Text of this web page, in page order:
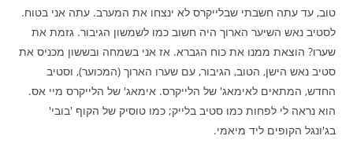
טוב, עד עתה חשבתי שבלייקרס לא ינצחו את המערב. עתה אני בטוח.
לסטיב נאש השיער הארוך היה חשוב כמו לשמשון הגיבור. גזמת את
שערו? הוצאת ממנו את כוח הגברא. אז אני בשמחה ובששון מכניס את
סטיב נאש הישן, הטוב, הגיבור, עם שערו הארוך (המכוער), וסטיב
החדש, המתאים לאימאג' של הלייקרס. אימאג' של הלייקרס מיי אס.
הוא נראה לי לפחות כמו סטיב בלייק; כמו טוסיק של הקוף 'בובי'
בג'ונגל הקופים ליד מיאמי.